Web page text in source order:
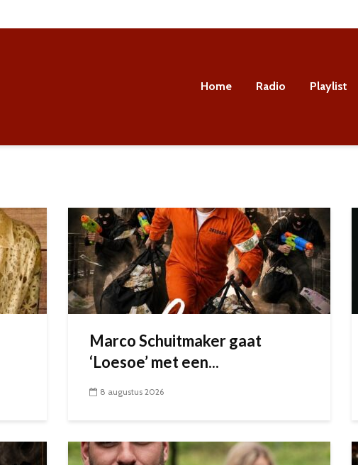
Home Radio Playlist
Marco Schuitmaker gaat
‘Loesoe’ met een...
8 augustus 2026